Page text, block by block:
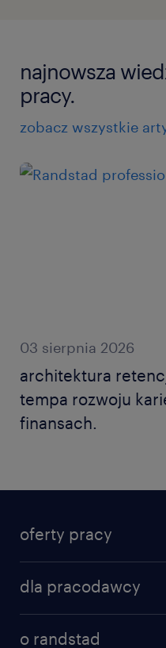
najnowsza
pracy.
zobacz wszystkie
03 sierpnia 2026
architektura
tempa rozwoju
finansach.
oferty pracy
dla pracodawcy
o randstad